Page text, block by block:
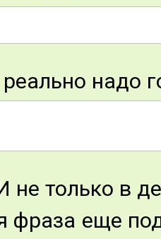
надо
не только в
фраза еще